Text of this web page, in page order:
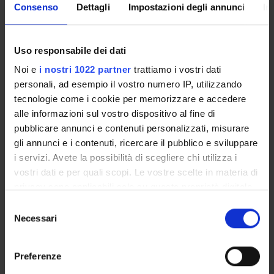
Consenso Dettagli Impostazioni degli annunci
Uso responsabile dei dati
Noi e i nostri 1022 partner trattiamo i vostri dati
personali, ad esempio il vostro numero IP, utilizzando
tecnologie come i cookie per memorizzare e accedere
alle informazioni sul vostro dispositivo al fine di
pubblicare annunci e contenuti personalizzati, misurare
gli annunci e i contenuti, ricercare il pubblico e sviluppare
i servizi. Avete la possibilità di scegliere chi utilizza i
vostri dati e per quali scopi. Le vostre scelte in materia di
modificare o revocare il proprio consenso in qualsiasi
momento dalla Dichiarazione sui cookie o facendo clic
delNecessari
Preferenze
11562/340175
depositato il:
ultima modifica:
27 novembre 2022
Citazione bibliografica:
Romeo, N.; Bosio, A.;Romeo, Alessandro,An innovative
process suitable to produce high-efficiency CdTe/CdS thin-
film modules«Solar Energy Materials and Solar Cells»
, vol.94, n. 1 ,2010 ,pp. 2-7
istituzionale della Ricerca di Ateneo